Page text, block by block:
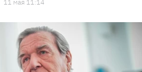
11 мая 11:14